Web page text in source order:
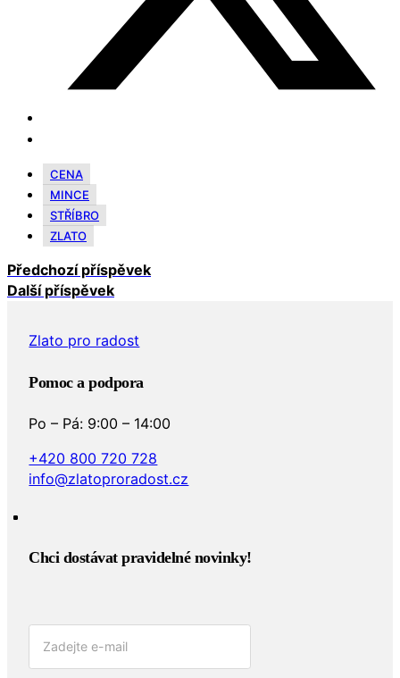
CENA
MINCE
STŘÍBRO
ZLATO
Předchozí příspěvek
Další příspěvek
Zlato pro radost
Pomoc a podpora
Po – Pá: 9:00 – 14:00
+420 800 720 728
info@zlatoproradost.cz
Chci dostávat pravidelné novinky!​